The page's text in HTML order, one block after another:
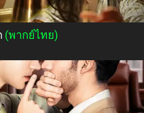
(พากย์ไทย)